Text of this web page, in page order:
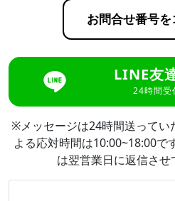
お問合せ番号
LINE友
24時間受
※メッセージは24時間送って
よる応対時間は10:00~18:00
は翌営業日に返信させ